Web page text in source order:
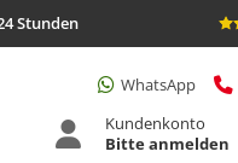
Stunden
WhatsApp
Kundenkonto
Bitte anmelden